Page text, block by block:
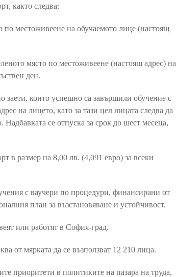
както следва:
по местоживеене на обучаемото лице (настоящ
място по местоживеене (настоящ адрес) на
ден.
заети, които успешно са завършили обучение с
на лицето, като за тази цел лицата следва да
Надбавката се отпуска за срок до шест месеца,
в размер на 8,00 лв. (4,091 евро) за всеки
с ваучери по процедури, финансирани от
план за възстановяване и устойчивост.
или работят в София-град.
от мярката да се възползват 12 210 лица.
приоритети в политиките на пазара на труда,